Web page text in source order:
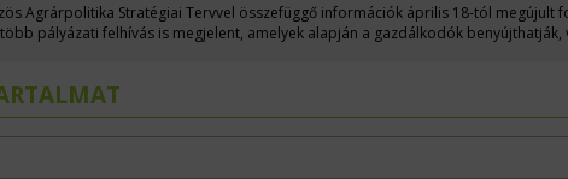
Agrárpolitika Stratégiai Tervvel összefüggő információk április 18-tól megújult
pályázati felhívás is megjelent, amelyek alapján a gazdálkodók benyújthatják,